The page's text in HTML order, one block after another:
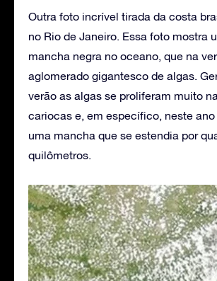
Outra foto incrível tirada da costa
no Rio de Janeiro. Essa foto mostra
mancha negra no oceano, que na
aglomerado gigantesco de algas.
verão as algas se proliferam muito
cariocas e, em específico, neste
uma mancha que se estendia por
quilômetros.